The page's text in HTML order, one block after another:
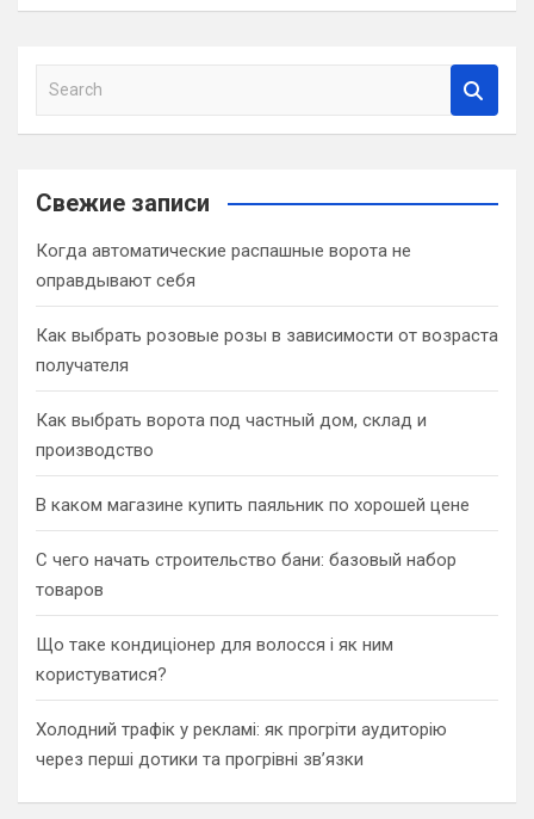
a
c
Свежие записи
Когда автоматические распашные ворота не
оправдывают себя
Как выбрать розовые розы в зависимости от возраста
получателя
Как выбрать ворота под частный дом, склад и
производство
В каком магазине купить паяльник по хорошей цене
С чего начать строительство бани: базовый набор
товаров
Що таке кондиціонер для волосся і як ним
користуватися?
Холодний трафік у рекламі: як прогріти аудиторію
через перші дотики та прогрівні зв’язки